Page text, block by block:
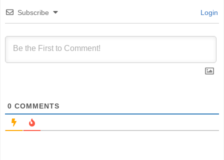
Subscribe Login
0 COMMENTS